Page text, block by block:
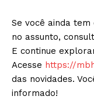
Se você ainda
no assunto,
E continue
Acesse https://
das novidades.
informado!